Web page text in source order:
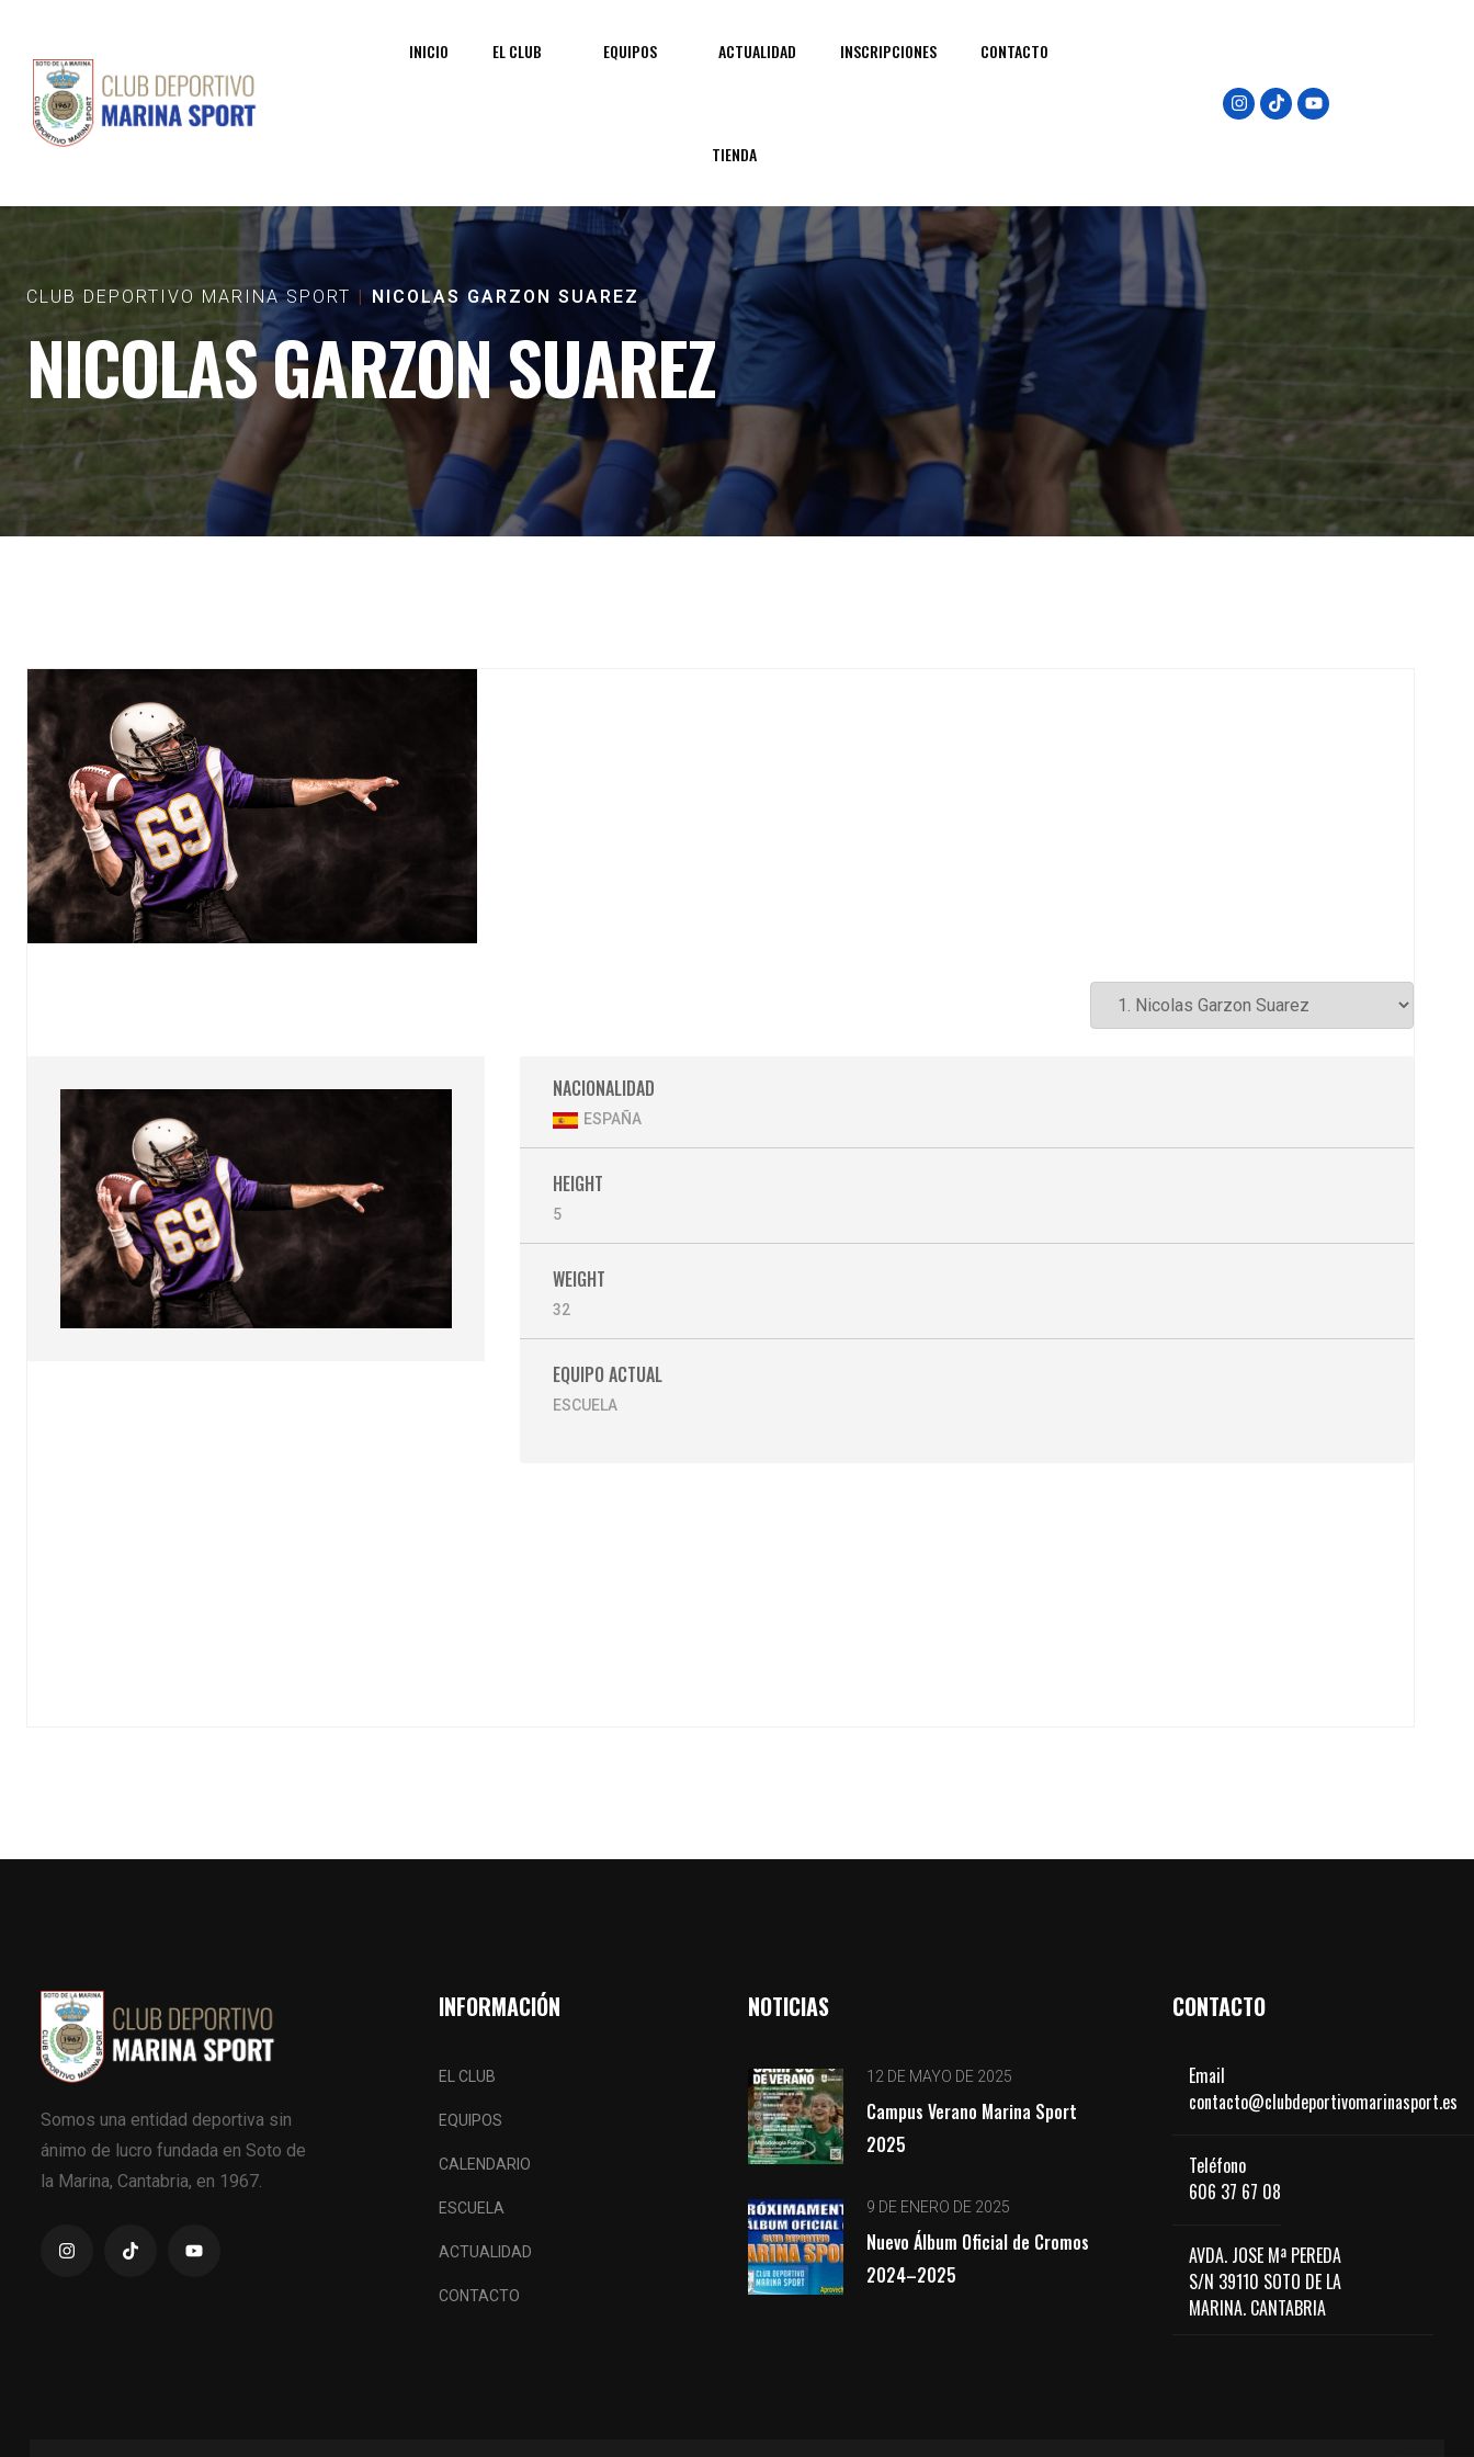
INICIO EL CLUB EQUIPOS ACTUALIDAD INSCRIPCIONES CONTACTO
TIENDA
CLUB DEPORTIVO MARINA SPORT NICOLAS GARZON SUAREZ
NICOLAS GARZON SUAREZ
NACIONALIDAD
ESPAÑA
HEIGHT
5
WEIGHT
32
EQUIPO ACTUAL
ESCUELA
Somos una entidad deportiva sin
ánimo de lucro fundada en Soto de
la Marina, Cantabria, en 1967.
INFORMACIÓN
EL CLUB
EQUIPOS
CALENDARIO
ESCUELA
ACTUALIDAD
CONTACTO
NOTICIAS
12 DE MAYO DE 2025
Campus Verano Marina Sport
2025
9 DE ENERO DE 2025
Nuevo Álbum Oficial de Cromos
2024–2025
CONTACTO
Email
contacto@clubdeportivomarinasport.es
Teléfono
606 37 67 08
AVDA. JOSE Mª PEREDA
S/N 39110 SOTO DE LA
MARINA. CANTABRIA